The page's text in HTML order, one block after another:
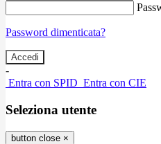
Password dimenticata?
-
Entra con SPID Entra con CIE
Seleziona utente
button close ×